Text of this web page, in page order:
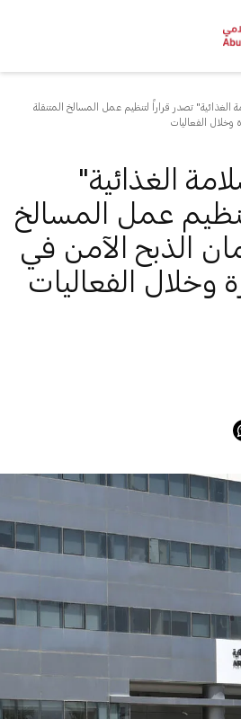
الغذائية" تصدر قراراً لتنظيم عمل المسالخ المتنقلة
الفعاليات
الغذائية"
عمل المسالخ
الذبح الآمن في
وخلال الفعاليات